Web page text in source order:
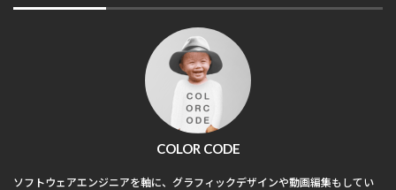
COLOR CODE
ソフトウェアエンジニアを軸に、グラフィックデザインや動画編集もしてい